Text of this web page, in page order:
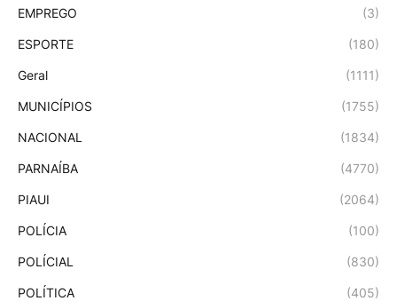
EMPREGO (3)
ESPORTE (180)
Geral (1111)
MUNICÍPIOS (1755)
NACIONAL (1834)
PARNAÍBA (4770)
PIAUI (2064)
POLÍCIA (100)
POLÍCIAL (830)
POLÍTICA (405)